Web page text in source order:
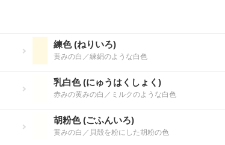
練色 (ねりいろ)
黄みの白／練絹のような白色
乳白色 (にゅうはくしょく)
赤みの黄みの白／ミルクのような白色
胡粉色 (ごふんいろ)
黄みの白／貝殻を粉にした胡粉の色